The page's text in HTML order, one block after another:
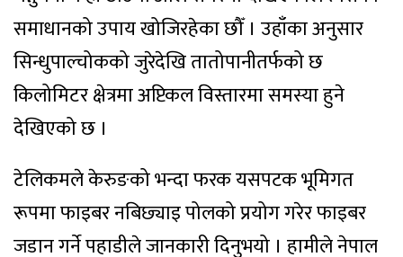
समाधानको उपाय खोजिरहेका छौँ । उहाँका अनुसार
सिन्धुपाल्चोकको जुरेदेखि तातोपानीतर्फको छ
किलोमिटर क्षेत्रमा अप्टिकल विस्तारमा समस्या हुने
देखिएको छ ।
टेलिकमले केरुङको भन्दा फरक यसपटक भूमिगत
रूपमा फाइबर नबिछ्याइ पोलको प्रयोग गरेर फाइबर
जडान गर्ने पहाडीले जानकारी दिनुभयो । हामीले नेपाल